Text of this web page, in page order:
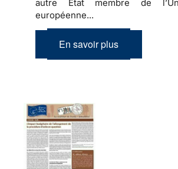
autre État membre de
européenne...
En savoir plus